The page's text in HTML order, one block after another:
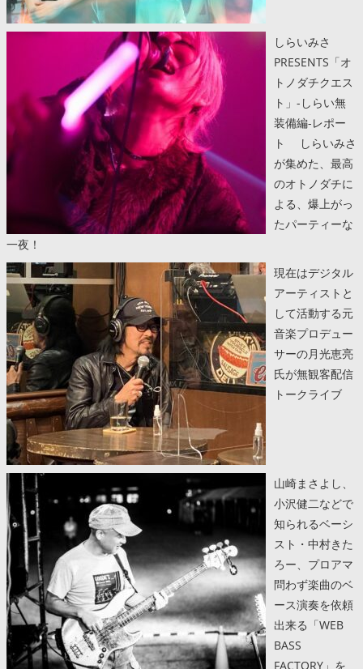
しらいみさ
PRESENTS「オ
トノダチクエス
ト」-しらい無
装備編-レポー
ト しらいみさ
が集めた、最高
のオトノダチに
よる、爆上がっ
たパーティーな
一夜！
現在はデジタル
アーティストと
して活動する元
音楽プロデュー
サーの月光恵亮
氏が無観客配信
トークライブ
山崎まさよし、
小沢健二などで
知られるベーシ
スト・中村きた
ろー、プロアマ
問わず楽曲のベ
ース演奏を依頼
出来る「WEB
BASS
FACTORY」を